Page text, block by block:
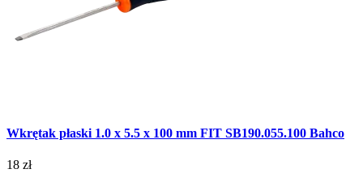
Wkrętak płaski 1.0 x 5.5 x 100 mm FIT SB190.055.100 Bahco
18 zł